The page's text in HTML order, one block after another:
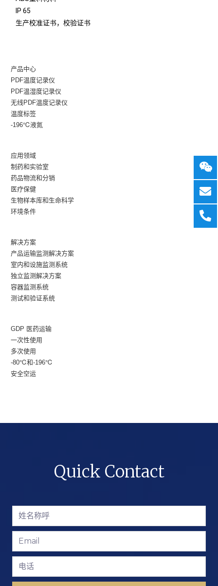
IP 65
生产校准证书，校验证书
产品中心
PDF温度记录仪
PDF温湿度记录仪
无线PDF温度记录仪
温度标签
-196℃液氮
应用领域
制药和实验室
药品物流和分销
医疗保健
生物样本库和生命科学
环境条件
解决方案
产品运输监测解决方案
室内和设施监测系统
独立监测解决方案
容器监测系统
测试和验证系统
GDP 医药运输
一次性使用
多次使用
-80℃和-196℃
安全空运
Quick Contact